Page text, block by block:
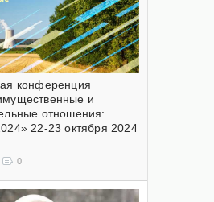
конференция
и
отношения:
22-23 октября 2024
0